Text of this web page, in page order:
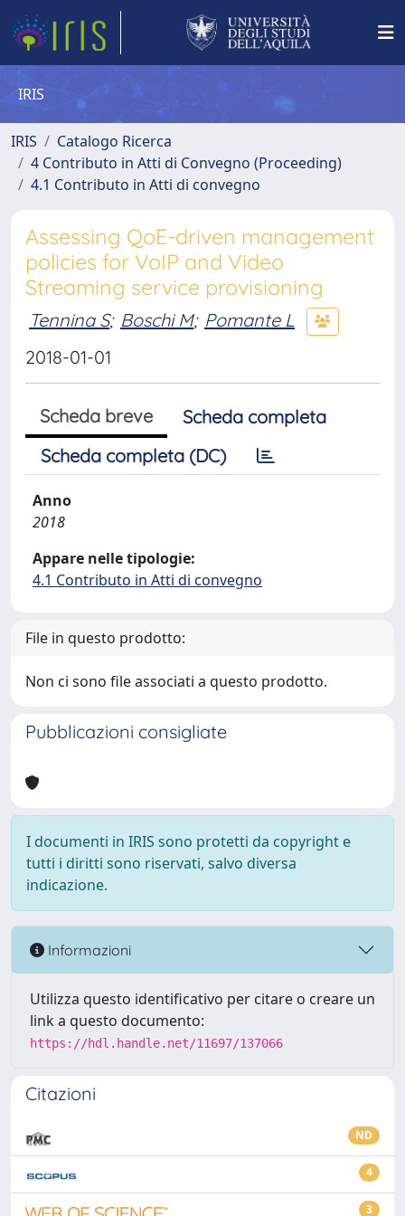
IRIS
IRIS
Catalogo Ricerca
4 Contributo in Atti di Convegno (Proceeding)
4.1 Contributo in Atti di convegno
Assessing QoE-driven management
policies for VoIP and Video
Streaming service provisioning
Tennina S; Boschi M; Pomante L
2018-01-01
Scheda breve
Scheda completa
Scheda completa (DC)
Anno
2018
Appare nelle tipologie:
4.1 Contributo in Atti di convegno
File in questo prodotto:
Non ci sono file associati a questo prodotto.
Pubblicazioni consigliate
I documenti in IRIS sono protetti da copyright e
tutti i diritti sono riservati, salvo diversa
indicazione.
Informazioni
Utilizza questo identificativo per citare o creare un
link a questo documento:
https://hdl.handle.net/11697/137066
Citazioni
ND
4
3